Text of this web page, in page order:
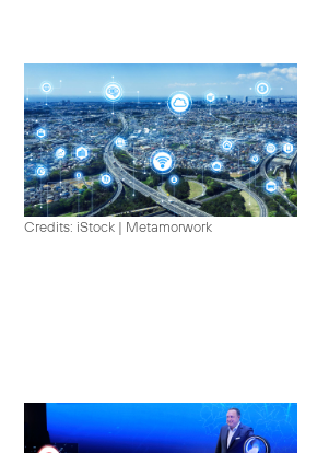
Credits: iStock | Metamorwork